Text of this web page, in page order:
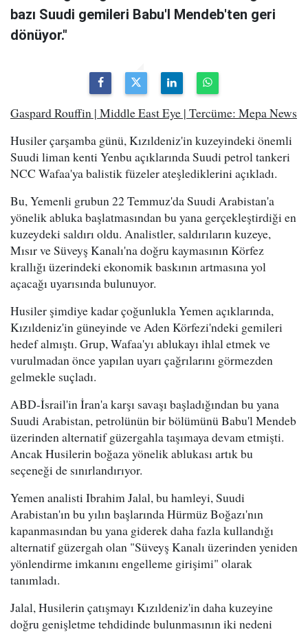
bazı Suudi gemileri Babu'l Mendeb'ten geri
dönüyor."
Gaspard Rouffin | Middle East Eye | Tercüme: Mepa News
Husiler çarşamba günü, Kızıldeniz'in kuzeyindeki önemli
Suudi liman kenti Yenbu açıklarında Suudi petrol tankeri
NCC Wafaa'ya balistik füzeler ateşlediklerini açıkladı.
Bu, Yemenli grubun 22 Temmuz'da Suudi Arabistan'a
yönelik abluka başlatmasından bu yana gerçekleştirdiği en
kuzeydeki saldırı oldu. Analistler, saldırıların kuzeye,
Mısır ve Süveyş Kanalı'na doğru kaymasının Körfez
krallığı üzerindeki ekonomik baskının artmasına yol
açacağı uyarısında bulunuyor.
Husiler şimdiye kadar çoğunlukla Yemen açıklarında,
Kızıldeniz'in güneyinde ve Aden Körfezi'ndeki gemileri
hedef almıştı. Grup, Wafaa'yı ablukayı ihlal etmek ve
vurulmadan önce yapılan uyarı çağrılarını görmezden
gelmekle suçladı.
ABD-İsrail'in İran'a karşı savaşı başladığından bu yana
Suudi Arabistan, petrolünün bir bölümünü Babu'l Mendeb
üzerinden alternatif güzergahla taşımaya devam etmişti.
Ancak Husilerin boğaza yönelik ablukası artık bu
seçeneği de sınırlandırıyor.
Yemen analisti Ibrahim Jalal, bu hamleyi, Suudi
Arabistan'ın bu yılın başlarında Hürmüz Boğazı'nın
kapanmasından bu yana giderek daha fazla kullandığı
alternatif güzergah olan "Süveyş Kanalı üzerinden yeniden
yönlendirme imkanını engelleme girişimi" olarak
tanımladı.
Jalal, Husilerin çatışmayı Kızıldeniz'in daha kuzeyine
doğru genişletme tehdidinde bulunmasının iki nedeni